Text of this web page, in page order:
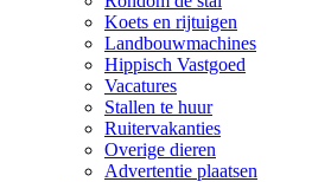
Koets en rijtuigen
Landbouwmachines
Hippisch Vastgoed
Vacatures
Stallen te huur
Ruitervakanties
Overige dieren
Advertentie plaatsen